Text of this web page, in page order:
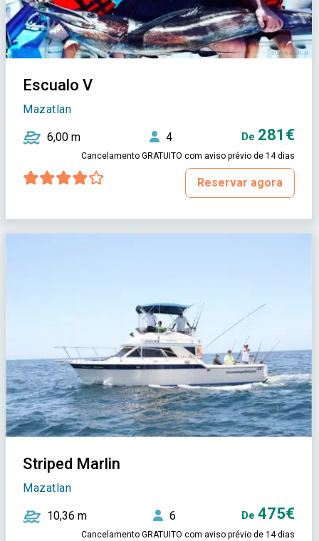
Escualo V
Mazatlan
6,00 m 4 De 281€
Cancelamento GRATUITO com aviso prévio de 14 dias
Reservar agora
Striped Marlin
Mazatlan
10,36 m 6 De 475€
Cancelamento GRATUITO com aviso prévio de 14 dias